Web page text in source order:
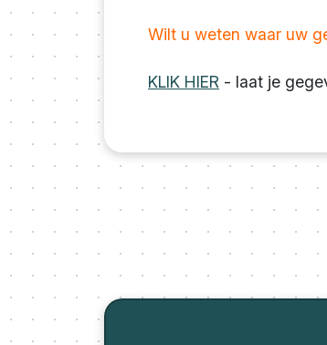
Wilt u weten waar uw
KLIK HIER - laat je